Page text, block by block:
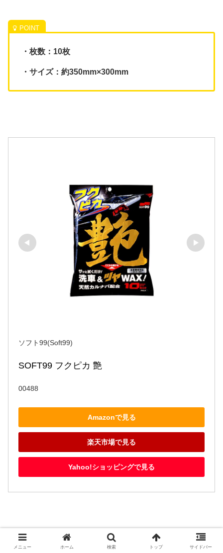
・枚数：10枚
・サイズ：約350mm×300mm
ソフト99(Soft99)
SOFT99 フクピカ 艶
00488
Amazonで見る
楽天市場で見る
Yahoo!ショッピングで見る
メニュー ホーム 検索 トップ サイドバー